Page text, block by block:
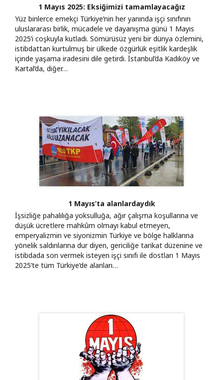
1 Mayıs 2025: Eksiğimizi tamamlayacağız
Yüz binlerce emekçi Türkiye’nin her yanında işçi sınıfının
uluslararası birlik, mücadele ve dayanışma günü 1 Mayıs
2025’i coşkuyla kutladı. Sömürüsüz yeni bir dünya özlemini,
istibdattan kurtulmuş bir ülkede özgürlük eşitlik kardeşlik
içinde yaşama iradesini dile getirdi. İstanbul’da Kadıköy ve
Kartal’da, diğer…
1 Mayıs’ta alanlardaydık
İşsizliğe pahalılığa yoksulluğa, ağır çalışma koşullarına ve
düşük ücretlere mahkûm olmayı kabul etmeyen,
emperyalizmin ve siyonizmin Türkiye ve bölge halklarına
yönelik saldırılarına dur diyen, gericiliğe tarikat düzenine ve
istibdada son vermek isteyen işçi sınıfı ile dostları 1 Mayıs
2025’te tüm Türkiye’de alanları…